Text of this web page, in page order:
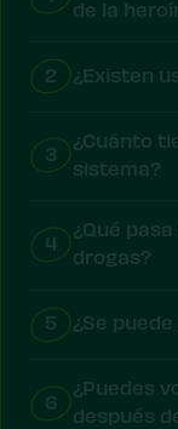
de la
2 ¿Existen
3
¿Cuánto
sistema?
4
¿Qué
drogas?
5 ¿Se
6
¿Puedes
después